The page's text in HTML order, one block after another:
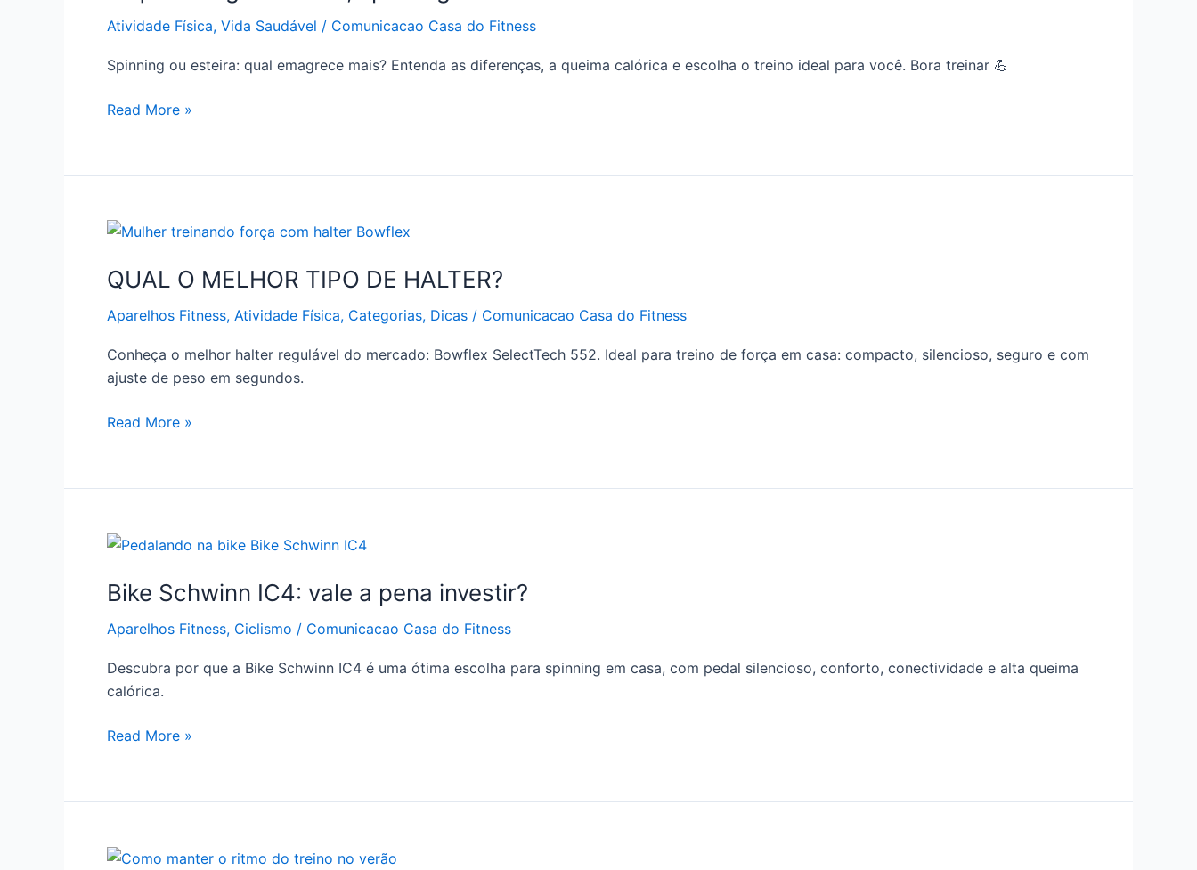
Atividade Física, Vida Saudável / Comunicacao Casa do Fitness
Spinning ou esteira: qual emagrece mais? Entenda as diferenças, a queima calórica e escolha o treino ideal para você. Bora treinar 💪
spinning
ou
esteira?
Read More »
QUAL O MELHOR TIPO DE HALTER?
Aparelhos Fitness, Atividade Física, Categorias, Dicas / Comunicacao Casa do Fitness
Conheça o melhor halter regulável do mercado: Bowflex SelectTech 552. Ideal para treino de força em casa: compacto, silencioso, seguro e com
ajuste de peso em segundos.
QUAL
MELHOR
DE
HALTER?
Read More »
Bike Schwinn IC4: vale a pena investir?
Aparelhos Fitness, Ciclismo / Comunicacao Casa do Fitness
Descubra por que a Bike Schwinn IC4 é uma ótima escolha para spinning em casa, com pedal silencioso, conforto, conectividade e alta queima
calórica.
Bike
IC4:
a
pena
investir?
Read More »
Como